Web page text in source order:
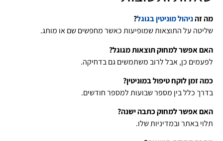
מה זהניהול מוניטין בגוגל?
שליטה על התוצאות שמופיעות כאשר מחפשים שם או מותג.
האם אפשר למחוק תוצאות מגוגל?
לפעמים כן, אבל לרוב משתמשים גם בדחיקה.
כמה זמן לוקח טיפול במוניטין?
בדרך כלל בין מספר שבועות למספר חודשים.
האם אפשר למחוק כתבה ישנה?
תלוי באתר ובמדיניות שלו.